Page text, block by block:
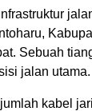
Sebuah
jalan utama.
kabel